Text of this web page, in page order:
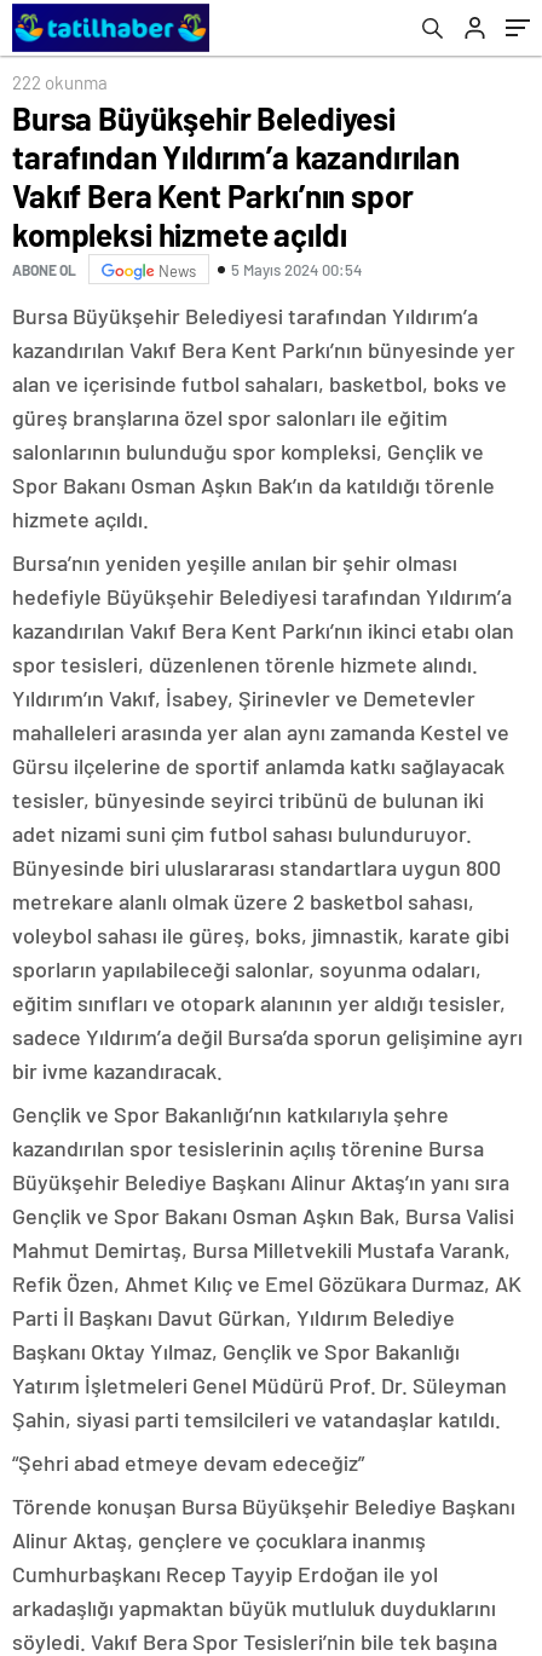
Parkı’nın spor kompleksi hizmete açıldı
222 okunma
Bursa Büyükşehir Belediyesi
tarafından Yıldırım’a kazandırılan
Vakıf Bera Kent Parkı’nın spor
kompleksi hizmete açıldı
ABONE OL News 5 Mayıs 2024 00:54
Bursa Büyükşehir Belediyesi tarafından Yıldırım’a
kazandırılan Vakıf Bera Kent Parkı’nın bünyesinde yer
alan ve içerisinde futbol sahaları, basketbol, boks ve
güreş branşlarına özel spor salonları ile eğitim
salonlarının bulunduğu spor kompleksi, Gençlik ve
Spor Bakanı Osman Aşkın Bak’ın da katıldığı törenle
hizmete açıldı.
Bursa’nın yeniden yeşille anılan bir şehir olması
hedefiyle Büyükşehir Belediyesi tarafından Yıldırım’a
kazandırılan Vakıf Bera Kent Parkı’nın ikinci etabı olan
spor tesisleri, düzenlenen törenle hizmete alındı.
Yıldırım’ın Vakıf, İsabey, Şirinevler ve Demetevler
mahalleleri arasında yer alan aynı zamanda Kestel ve
Gürsu ilçelerine de sportif anlamda katkı sağlayacak
tesisler, bünyesinde seyirci tribünü de bulunan iki
adet nizami suni çim futbol sahası bulunduruyor.
Bünyesinde biri uluslararası standartlara uygun 800
metrekare alanlı olmak üzere 2 basketbol sahası,
voleybol sahası ile güreş, boks, jimnastik, karate gibi
sporların yapılabileceği salonlar, soyunma odaları,
eğitim sınıfları ve otopark alanının yer aldığı tesisler,
sadece Yıldırım’a değil Bursa’da sporun gelişimine ayrı
bir ivme kazandıracak.
Gençlik ve Spor Bakanlığı’nın katkılarıyla şehre
kazandırılan spor tesislerinin açılış törenine Bursa
Büyükşehir Belediye Başkanı Alinur Aktaş’ın yanı sıra
Gençlik ve Spor Bakanı Osman Aşkın Bak, Bursa Valisi
Mahmut Demirtaş, Bursa Milletvekili Mustafa Varank,
Refik Özen, Ahmet Kılıç ve Emel Gözükara Durmaz, AK
Parti İl Başkanı Davut Gürkan, Yıldırım Belediye
Başkanı Oktay Yılmaz, Gençlik ve Spor Bakanlığı
Yatırım İşletmeleri Genel Müdürü Prof. Dr. Süleyman
Şahin, siyasi parti temsilcileri ve vatandaşlar katıldı.
“Şehri abad etmeye devam edeceğiz”
Törende konuşan Bursa Büyükşehir Belediye Başkanı
Alinur Aktaş, gençlere ve çocuklara inanmış
Cumhurbaşkanı Recep Tayyip Erdoğan ile yol
arkadaşlığı yapmaktan büyük mutluluk duyduklarını
söyledi. Vakıf Bera Spor Tesisleri’nin bile tek başına